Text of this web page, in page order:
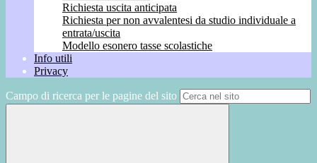
Richiesta uscita anticipata
Richiesta per non avvalentesi da studio individuale a
entrata/uscita
Modello esonero tasse scolastiche
Info utili
Privacy
Campo di ricerca per le pagine del sito